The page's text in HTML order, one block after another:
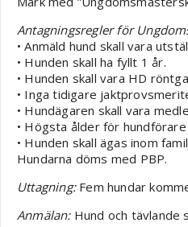
Antagningsregler för
• Anmäld hund skall vara
• Hunden skall ha fyllt 1 år.
• Hunden skall vara HD
• Inga tidigare
• Hundägaren skall vara
• Högsta ålder för
• Hunden skall ägas inom
Hundarna döms med PBP.
Uttagning:Fem hundar
Anmälan:Hund och tävlande